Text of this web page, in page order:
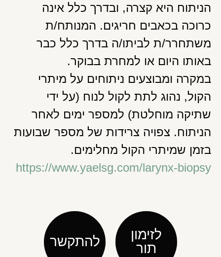
הניתוח היא קצרה, ובדרך כלל אינה
כרוכה בכאבים חריגים. המנותח/ת
משתחרר/ת לביתו/ה בדרך כלל כבר
באותו היום או למחרת בבוקר.
במקרה ומבוצעים ניתוחים על מיתרי
הקול, נהוג לתת לקול לנוח (על ידי
שתיקה מוחלטת) למספר ימים לאחר
הניתוח. צפויה צרידות של מספר שבועות
בזמן שמיתרי הקול מחלימים.
https://www.yaelsg.com/larynx-biopsy
לזימון
תור
להתקשר